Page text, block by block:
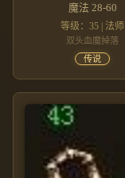
魔法 28-60
等级：35 | 法师
双头血魔掉落
传说